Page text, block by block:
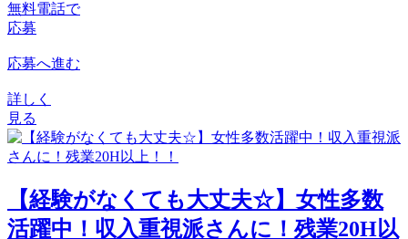
無料電話で
応募
応募へ進む
詳しく
見る
【経験がなくても大丈夫☆】女性多数
活躍中！収入重視派さんに！残業20H以